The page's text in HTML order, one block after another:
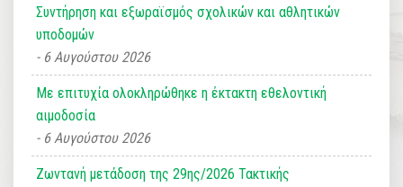
Συντήρηση και εξωραϊσμός σχολικών και αθλητικών
υποδομών
6 Αυγούστου 2026
Με επιτυχία ολοκληρώθηκε η έκτακτη εθελοντική
αιμοδοσία
6 Αυγούστου 2026
Ζωντανή μετάδοση της 29ης/2026 Τακτικής